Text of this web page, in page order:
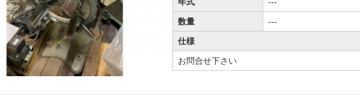
数量 ---
仕様
お問合せ下さい